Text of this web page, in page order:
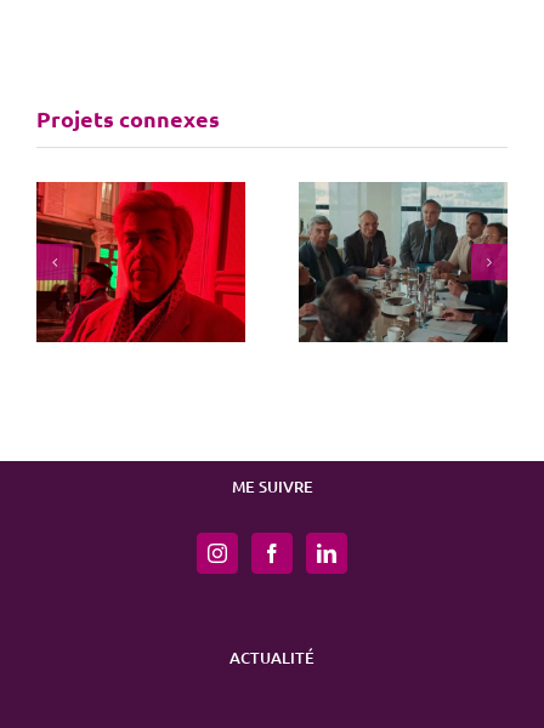
Projets connexes
Juste une illusion La norme
ME SUIVRE
ACTUALITÉ